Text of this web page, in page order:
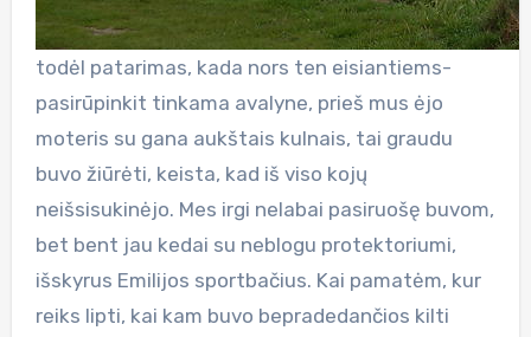
todėl patarimas, kada nors ten eisiantiems-
pasirūpinkit tinkama avalyne, prieš mus ėjo
moteris su gana aukštais kulnais, tai graudu
buvo žiūrėti, keista, kad iš viso kojų
neišsisukinėjo. Mes irgi nelabai pasiruošę buvom,
bet bent jau kedai su neblogu protektoriumi,
išskyrus Emilijos sportbačius. Kai pamatėm, kur
reiks lipti, kai kam buvo bepradedančios kilti